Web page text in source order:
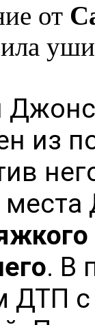
от
из
. В
ДТП с